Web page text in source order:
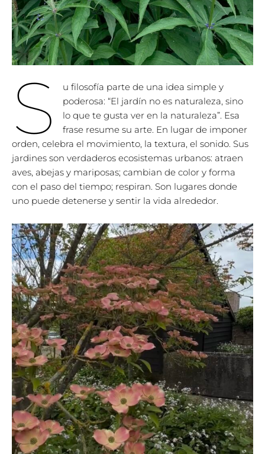
S
u filosofía parte de una idea simple y
poderosa: “El jardín no es naturaleza, sino
lo que te gusta ver en la naturaleza”. Esa
frase resume su arte. En lugar de imponer
orden, celebra el movimiento, la textura, el sonido. Sus
jardines son verdaderos ecosistemas urbanos: atraen
aves, abejas y mariposas; cambian de color y forma
con el paso del tiempo; respiran. Son lugares donde
uno puede detenerse y sentir la vida alrededor.